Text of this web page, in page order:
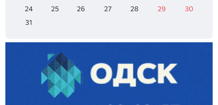
24
25 26 27 28 29
30
31